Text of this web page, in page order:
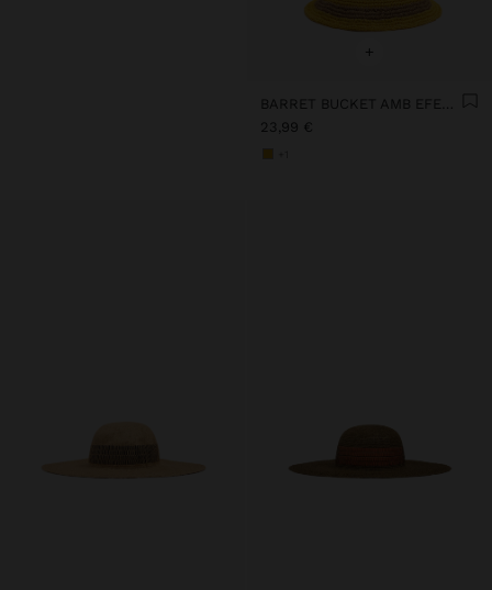
+
BARRET BUCKET AMB EFECTE PALLA A RATLLES
23,99 €